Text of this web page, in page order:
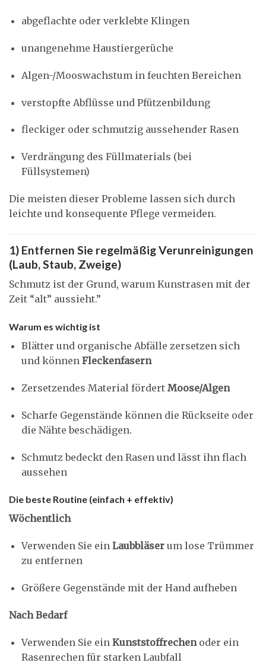
abgeflachte oder verklebte Klingen
unangenehme Haustiergerüche
Algen-/Mooswachstum in feuchten Bereichen
verstopfte Abflüsse und Pfützenbildung
fleckiger oder schmutzig aussehender Rasen
Verdrängung des Füllmaterials (bei
Füllsystemen)
Die meisten dieser Probleme lassen sich durch
leichte und konsequente Pflege vermeiden.
1) Entfernen Sie regelmäßig Verunreinigungen
(Laub, Staub, Zweige)
Schmutz ist der Grund, warum Kunstrasen mit der
Zeit “alt” aussieht.”
Warum es wichtig ist
Blätter und organische Abfälle zersetzen sich
und können Fleckenfasern
Zersetzendes Material fördert Moose/Algen
Scharfe Gegenstände können die Rückseite oder
die Nähte beschädigen.
Schmutz bedeckt den Rasen und lässt ihn flach
aussehen
Die beste Routine (einfach + effektiv)
Wöchentlich
Verwenden Sie ein Laubbläserum lose Trümmer
zu entfernen
Größere Gegenstände mit der Hand aufheben
Nach Bedarf
Verwenden Sie ein Kunststoffrechenoder ein
Rasenrechen für starken Laubfall